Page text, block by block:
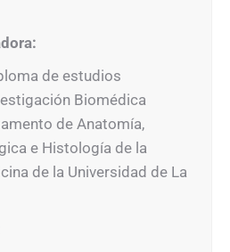
de estudios
Biomédica
de Anatomía,
e Histología de la
de la Universidad de La